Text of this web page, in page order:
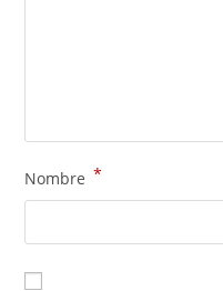
Nombre *